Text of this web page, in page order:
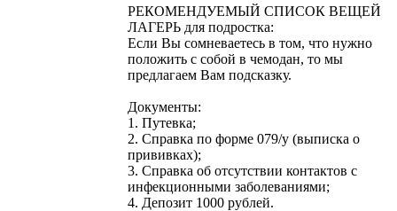
РЕКОМЕНДУЕМЫЙ СПИСОК ВЕЩЕЙ
ЛАГЕРЬ для подростка:
Если Вы сомневаетесь в том, что нужно
положить с собой в чемодан, то мы
предлагаем Вам подсказку.
Документы:
1. Путевка;
2. Справка по форме 079/у (выписка о
прививках);
3. Справка об отсутствии контактов с
инфекционными заболеваниями;
4. Депозит 1000 рублей.